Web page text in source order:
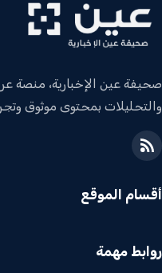
صحيفة عين الإخبارية، منصة
والتحليلات بمحتوى موثوق
أقسام الموقع
روابط مهمة